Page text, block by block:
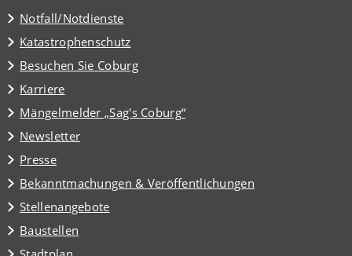
Notfall/Notdienste
Katastrophenschutz
Besuchen Sie Coburg
(Öffnet
in
einem
neuen
Tab)
Karriere
Mängelmelder „Sag's Coburg“
(Öffnet
in
einem
neuen
Tab)
Newsletter
Presse
Bekanntmachungen & Veröffentlichungen
Stellenangebote
Baustellen